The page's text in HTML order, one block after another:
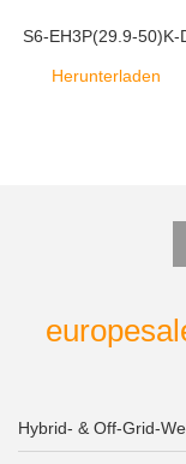
S6-EH3P(29.9-50)K-
Herunterladen
Hybrid- & Off-Grid-